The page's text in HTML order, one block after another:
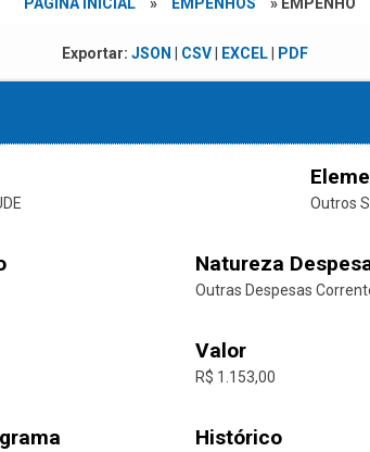
Exportar: JSON CSV| EXCEL| PDF
Outros
Natureza
Outras Despesas
Valor
R$ 1.153,00
Histórico